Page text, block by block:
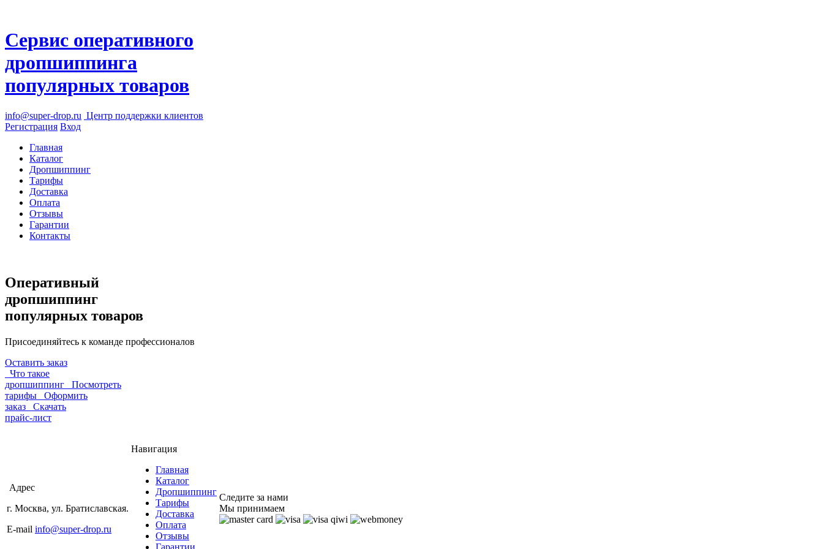
Сервис оперативного
дропшиппинга
популярных товаров
info@super-drop.ru Центр поддержки клиентов
Регистрация Вход
Главная
Каталог
Дропшиппинг
Тарифы
Доставка
Оплата
Отзывы
Гарантии
Контакты
Оперативный
дропшиппинг
популярных товаров
Присоединяйтесь к команде профессионалов
Оставить заказ
Что такое
дропшиппинг
Посмотреть
тарифы
Оформить
заказ
Скачать
прайс-лист
Адрес
г. Москва, ул. Братиславская.
E-mail info@super-drop.ru
Навигация
Главная
Каталог
Дропшиппинг
Тарифы
Доставка
Оплата
Отзывы
Гарантии
Следите за нами
Мы принимаем